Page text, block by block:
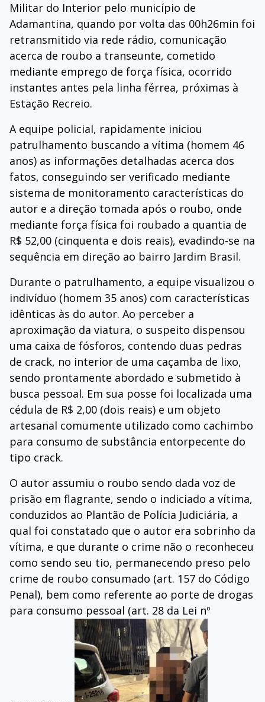
Militar do Interior pelo município de
Adamantina, quando por volta das 00h26min foi
retransmitido via rede rádio, comunicação
acerca de roubo a transeunte, cometido
mediante emprego de força física, ocorrido
instantes antes pela linha férrea, próximas à
Estação Recreio.
A equipe policial, rapidamente iniciou
patrulhamento buscando a vítima (homem 46
anos) as informações detalhadas acerca dos
fatos, conseguindo ser verificado mediante
sistema de monitoramento características do
autor e a direção tomada após o roubo, onde
mediante força física foi roubado a quantia de
R$ 52,00 (cinquenta e dois reais), evadindo-se na
sequência em direção ao bairro Jardim Brasil.
Durante o patrulhamento, a equipe visualizou o
indivíduo (homem 35 anos) com características
idênticas às do autor. Ao perceber a
aproximação da viatura, o suspeito dispensou
uma caixa de fósforos, contendo duas pedras
de crack, no interior de uma caçamba de lixo,
sendo prontamente abordado e submetido à
busca pessoal. Em sua posse foi localizada uma
cédula de R$ 2,00 (dois reais) e um objeto
artesanal comumente utilizado como cachimbo
para consumo de substância entorpecente do
tipo crack.
O autor assumiu o roubo sendo dada voz de
prisão em flagrante, sendo o indiciado a vítima,
conduzidos ao Plantão de Polícia Judiciária, a
qual foi constatado que o autor era sobrinho da
vítima, e que durante o crime não o reconheceu
como sendo seu tio, permanecendo preso pelo
crime de roubo consumado (art. 157 do Código
Penal), bem como referente ao porte de drogas
para consumo pessoal (art. 28 da Lei nº